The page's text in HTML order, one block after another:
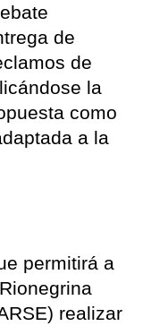
de
de
la
como
a la
permitirá a
realizar